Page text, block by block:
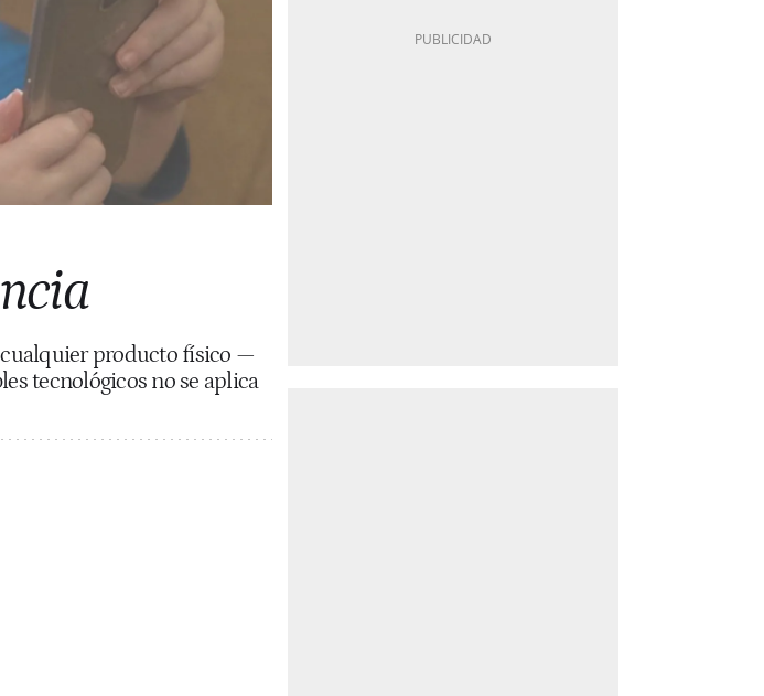
cualquier producto físico —
tecnológicos no se aplica